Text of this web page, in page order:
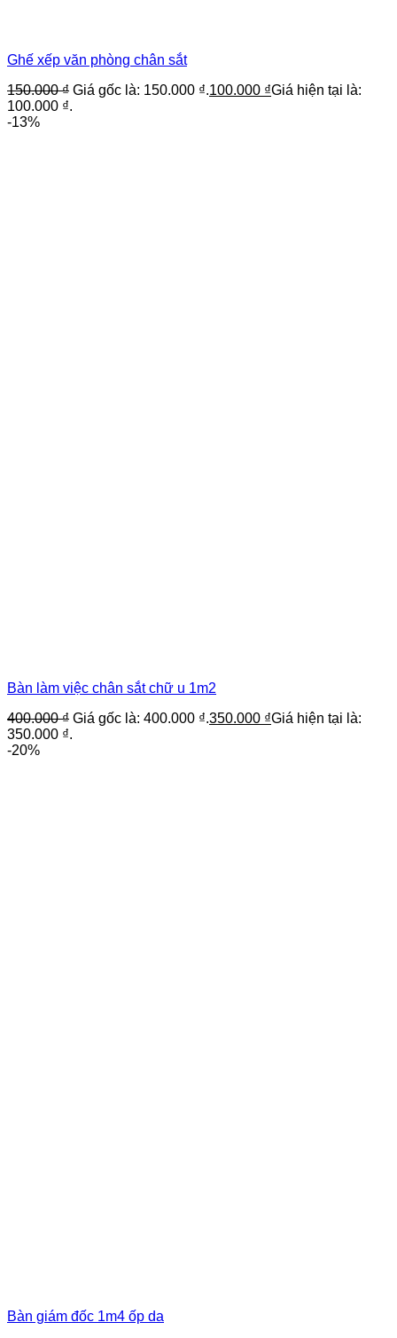
Ghế xếp văn phòng chân sắt
150.000₫ Giá gốc là: 150.000 ₫.100.000 ₫Giá hiện tại là:
100.000 ₫.
-13%
Bàn làm việc chân sắt chữ u 1m2
400.000₫ Giá gốc là: 400.000 ₫.350.000 ₫Giá hiện tại là:
350.000 ₫.
-20%
Bàn giám đốc 1m4 ốp da